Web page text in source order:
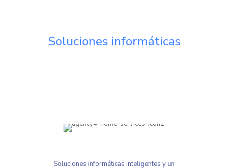
Soluciones informáticas
Soluciones informáticas inteligentes y un